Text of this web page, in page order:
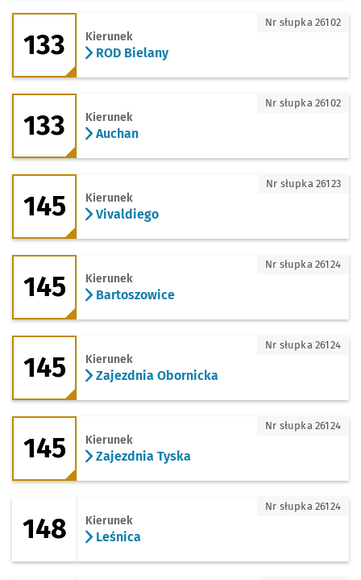
133 - kierunek ROD Bielany
133 Kierunek
ROD Bielany
Nr słupka 26102
133 - kierunek Auchan
133 Kierunek
Auchan
Nr słupka 26102
145 - kierunek Vivaldiego
145 Kierunek
Vivaldiego
Nr słupka 26123
145 - kierunek Bartoszowice
145 Kierunek
Bartoszowice
Nr słupka 26124
145 - kierunek Zajezdnia Obornicka
145 Kierunek
Zajezdnia Obornicka
Nr słupka 26124
145 - kierunek Zajezdnia Tyska
145 Kierunek
Zajezdnia Tyska
Nr słupka 26124
148 Kierunek
Leśnica
Nr słupka 26124